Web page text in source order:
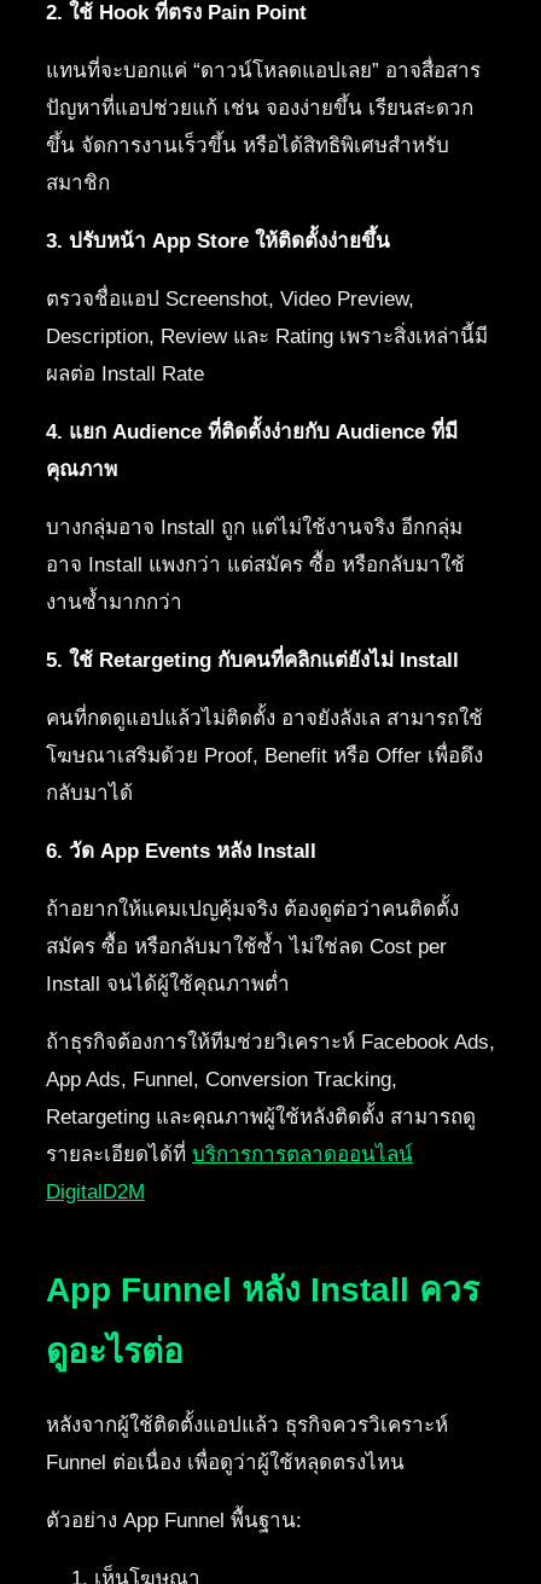
2. ใช้ Hook ที่ตรง Pain Point
แทนที่จะบอกแค่ “ดาวน์โหลดแอปเลย” อาจสื่อสาร
ปัญหาที่แอปช่วยแก้ เช่น จองง่ายขึ้น เรียนสะดวก
ขึ้น จัดการงานเร็วขึ้น หรือได้สิทธิพิเศษสำหรับ
สมาชิก
3. ปรับหน้า App Store ให้ติดตั้งง่ายขึ้น
ตรวจชื่อแอป Screenshot, Video Preview,
Description, Review และ Rating เพราะสิ่งเหล่านี้มี
ผลต่อ Install Rate
4. แยก Audience ที่ติดตั้งง่ายกับ Audience ที่มี
คุณภาพ
บางกลุ่มอาจ Install ถูก แต่ไม่ใช้งานจริง อีกกลุ่ม
อาจ Install แพงกว่า แต่สมัคร ซื้อ หรือกลับมาใช้
งานซ้ำมากกว่า
5. ใช้ Retargeting กับคนที่คลิกแต่ยังไม่ Install
คนที่กดดูแอปแล้วไม่ติดตั้ง อาจยังลังเล สามารถใช้
โฆษณาเสริมด้วย Proof, Benefit หรือ Offer เพื่อดึง
กลับมาได้
6. วัด App Events หลัง Install
ถ้าอยากให้แคมเปญคุ้มจริง ต้องดูต่อว่าคนติดตั้ง
สมัคร ซื้อ หรือกลับมาใช้ซ้ำ ไม่ใช่ลด Cost per
Install จนได้ผู้ใช้คุณภาพต่ำ
ถ้าธุรกิจต้องการให้ทีมช่วยวิเคราะห์ Facebook Ads,
App Ads, Funnel, Conversion Tracking,
Retargeting และคุณภาพผู้ใช้หลังติดตั้ง สามารถดู
รายละเอียดได้ที่ บริการการตลาดออนไลน์
DigitalD2M
App Funnel หลัง Install ควร
ดูอะไรต่อ
หลังจากผู้ใช้ติดตั้งแอปแล้ว ธุรกิจควรวิเคราะห์
Funnel ต่อเนื่อง เพื่อดูว่าผู้ใช้หลุดตรงไหน
ตัวอย่าง App Funnel พื้นฐาน:
เห็นโฆษณา